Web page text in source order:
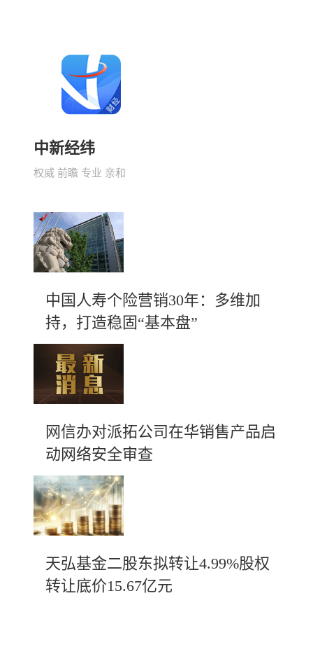
中新经纬
权威 前瞻 专业 亲和
中国人寿个险营销30年：多维加
持，打造稳固“基本盘”
网信办对派拓公司在华销售产品启
动网络安全审查
天弘基金二股东拟转让4.99%股权
转让底价15.67亿元